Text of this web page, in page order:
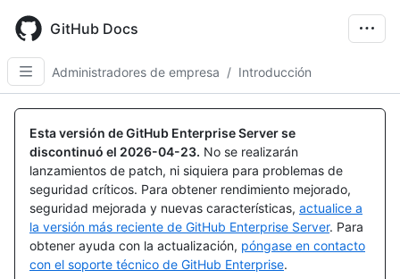
main
content
GitHub Docs
Administradores de empresa / Introducción
Esta versión de GitHub Enterprise Server se
discontinuó el 2026-04-23. No se realizarán
lanzamientos de patch, ni siquiera para problemas de
seguridad críticos. Para obtener rendimiento mejorado,
seguridad mejorada y nuevas características, actualice a
la versión más reciente de GitHub Enterprise Server. Para
obtener ayuda con la actualización, póngase en contacto
con el soporte técnico de GitHub Enterprise.